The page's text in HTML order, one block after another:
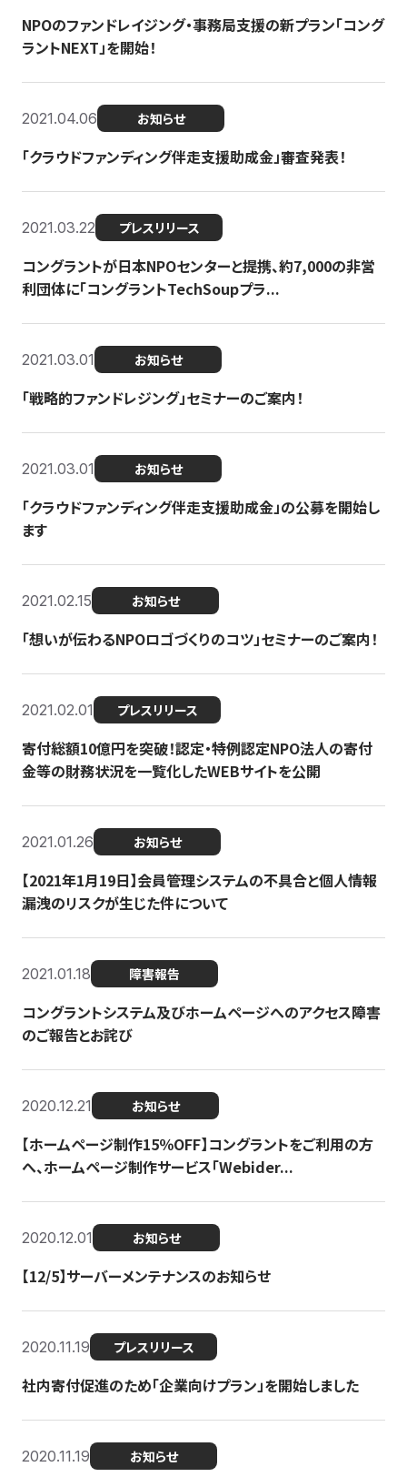
NPOのファンドレイジング・事務局支援の新プラン「コング
ラントNEXT」を開始！
2021.04.06 お知らせ
「クラウドファンディング伴走支援助成金」審査発表！
2021.03.22 プレスリリース
コングラントが日本NPOセンターと提携、約7,000の非営
利団体に「コングラントTechSoupプラ...
2021.03.01 お知らせ
「戦略的ファンドレジング」セミナーのご案内！
2021.03.01 お知らせ
「クラウドファンディング伴走支援助成金」の公募を開始し
ます
2021.02.15 お知らせ
「想いが伝わるNPOロゴづくりのコツ」セミナーのご案内！
2021.02.01 プレスリリース
寄付総額10億円を突破！認定・特例認定NPO法人の寄付
金等の財務状況を一覧化したWEBサイトを公開
2021.01.26 お知らせ
【2021年1月19日】会員管理システムの不具合と個人情報
漏洩のリスクが生じた件について
2021.01.18 障害報告
コングラントシステム及びホームページへのアクセス障害
のご報告とお詫び
2020.12.21 お知らせ
【ホームページ制作15％OFF】コングラントをご利用の方
へ、ホームページ制作サービス「Webider...
2020.12.01 お知らせ
【12/5】サーバーメンテナンスのお知らせ
2020.11.19 プレスリリース
社内寄付促進のため「企業向けプラン」を開始しました
2020.11.19 お知らせ